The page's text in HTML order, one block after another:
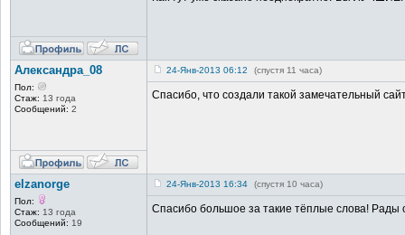
Александра_08
Пол:
Стаж: 13 года
Сообщений: 2
24-Янв-2013 06:12 (спустя 11 часа)
Спасибо, что создали такой замечательный
elzanorge
Пол:
Стаж: 13 года
Сообщений: 19
24-Янв-2013 16:34 (спустя 10 часа)
Спасибо большое за такие тёплые слова! Рады